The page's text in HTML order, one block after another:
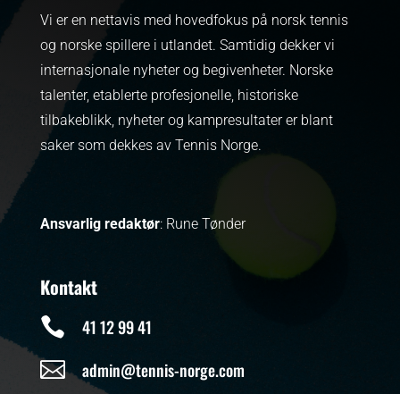
Vi er en nettavis med hovedfokus på norsk tennis
og norske spillere i utlandet. Samtidig dekker vi
internasjonale nyheter og begivenheter. Norske
talenter, etablerte profesjonelle, historiske
tilbakeblikk, nyheter og kampresultater er blant
saker som dekkes av Tennis Norge.
Ansvarlig redaktør: Rune Tønder
Kontakt
 41 12 99 41
 admin@tennis-norge.com